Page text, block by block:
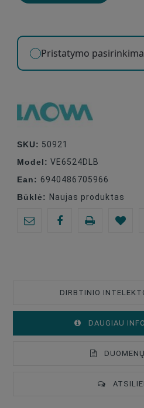
Pristatymo
SKU: 50921
Model: VE6524DLB
Ean: 6940486705966
Būklė: Naujas produktas
DIRBTINIO
DAUGIAU